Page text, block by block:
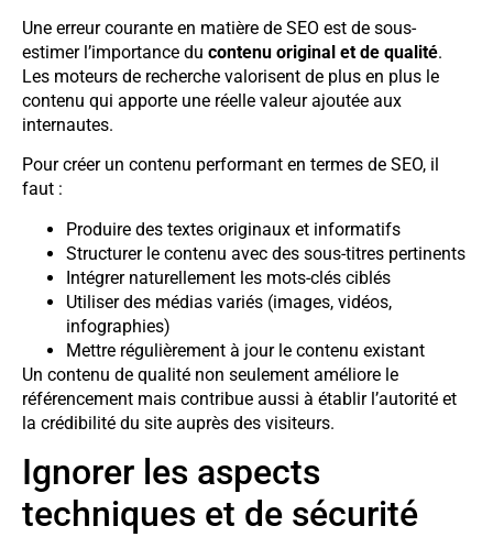
Une erreur courante en matière de SEO est de sous-
estimer l’importance du contenu original et de qualité.
Les moteurs de recherche valorisent de plus en plus le
contenu qui apporte une réelle valeur ajoutée aux
internautes.
Pour créer un contenu performant en termes de SEO, il
faut :
Produire des textes originaux et informatifs
Structurer le contenu avec des sous-titres pertinents
Intégrer naturellement les mots-clés ciblés
Utiliser des médias variés (images, vidéos,
infographies)
Mettre régulièrement à jour le contenu existant
Un contenu de qualité non seulement améliore le
référencement mais contribue aussi à établir l’autorité et
la crédibilité du site auprès des visiteurs.
Ignorer les aspects
techniques et de sécurité